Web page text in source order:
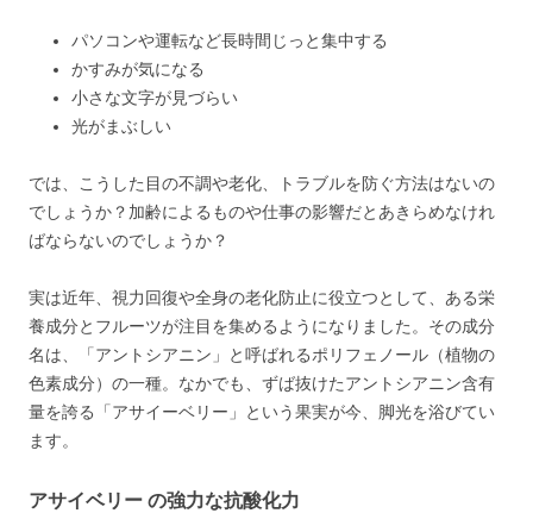
パソコンや運転など長時間じっと集中する
かすみが気になる
小さな文字が見づらい
光がまぶしい
では、こうした目の不調や老化、トラブルを防ぐ方法はないの
でしょうか？加齢によるものや仕事の影響だとあきらめなけれ
ばならないのでしょうか？
実は近年、視力回復や全身の老化防止に役立つとして、ある栄
養成分とフルーツが注目を集めるようになりました。その成分
名は、「アントシアニン」と呼ばれるポリフェノール（植物の
色素成分）の一種。なかでも、ずば抜けたアントシアニン含有
量を誇る「アサイーベリー」という果実が今、脚光を浴びてい
ます。
アサイベリー の強力な抗酸化力